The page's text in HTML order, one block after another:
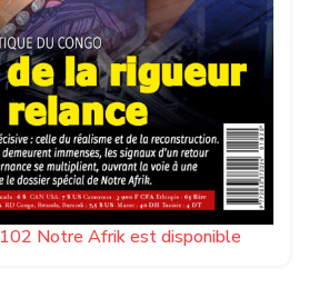
Notre Afrik est disponible